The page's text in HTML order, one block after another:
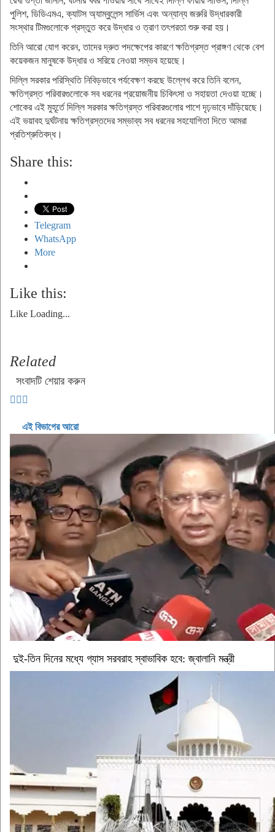
পুলিশ, ডিডিএমএ, ক্যাটস অ্যাম্বুলেন্স সার্ভিস এবং অন্যান্য জরুরি উদ্ধারকারী
সংস্থার টিমগুলোকে প্রস্তুত করে উদ্ধার ও ত্রাণ তৎপরতা শুরু করা হয়।
তিনি আরো যোগ করেন, তাদের দ্রুত পদক্ষেপের কারণে ক্ষতিগ্রস্ত প্রাঙ্গণ থেকে বেশ
কয়েকজন মানুষকে উদ্ধার ও সরিয়ে নেওয়া সম্ভব হয়েছে।
দিল্লি সরকার পরিস্থিতি নিবিড়ভাবে পর্যবেক্ষণ করছে উল্লেখ করে তিনি বলেন,
ক্ষতিগ্রস্ত পরিবারগুলোকে সব ধরনের প্রয়োজনীয় চিকিৎসা ও সহায়তা দেওয়া হচ্ছে।
শোকের এই মুহূর্তে দিল্লি সরকার ক্ষতিগ্রস্ত পরিবারগুলোর পাশে দৃঢ়ভাবে দাঁড়িয়েছে।
এই ভয়াবহ দুর্ঘটনায় ক্ষতিগ্রস্তদের সম্ভাব্য সব ধরনের সহযোগিতা দিতে আমরা
প্রতিশ্রুতিবদ্ধ।
Share this:
Telegram
WhatsApp
More
Like this:
Like Loading...
Related
সংবাদটি শেয়ার করুন
এই বিভাগের আরো
দুই-তিন দিনের মধ্যে গ্যাস সরবরাহ স্বাভাবিক হবে: জ্বালানি মন্ত্রী